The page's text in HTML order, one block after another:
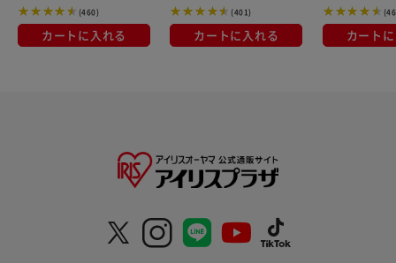
(460)
カートに入れる
(401)
カートに入れる カート